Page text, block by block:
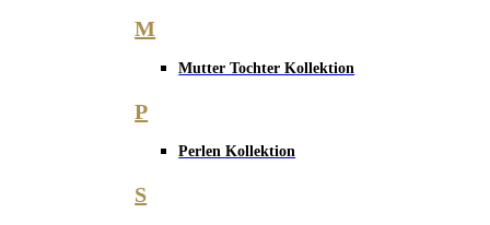
M
Mutter Tochter Kollektion
P
Perlen Kollektion
S